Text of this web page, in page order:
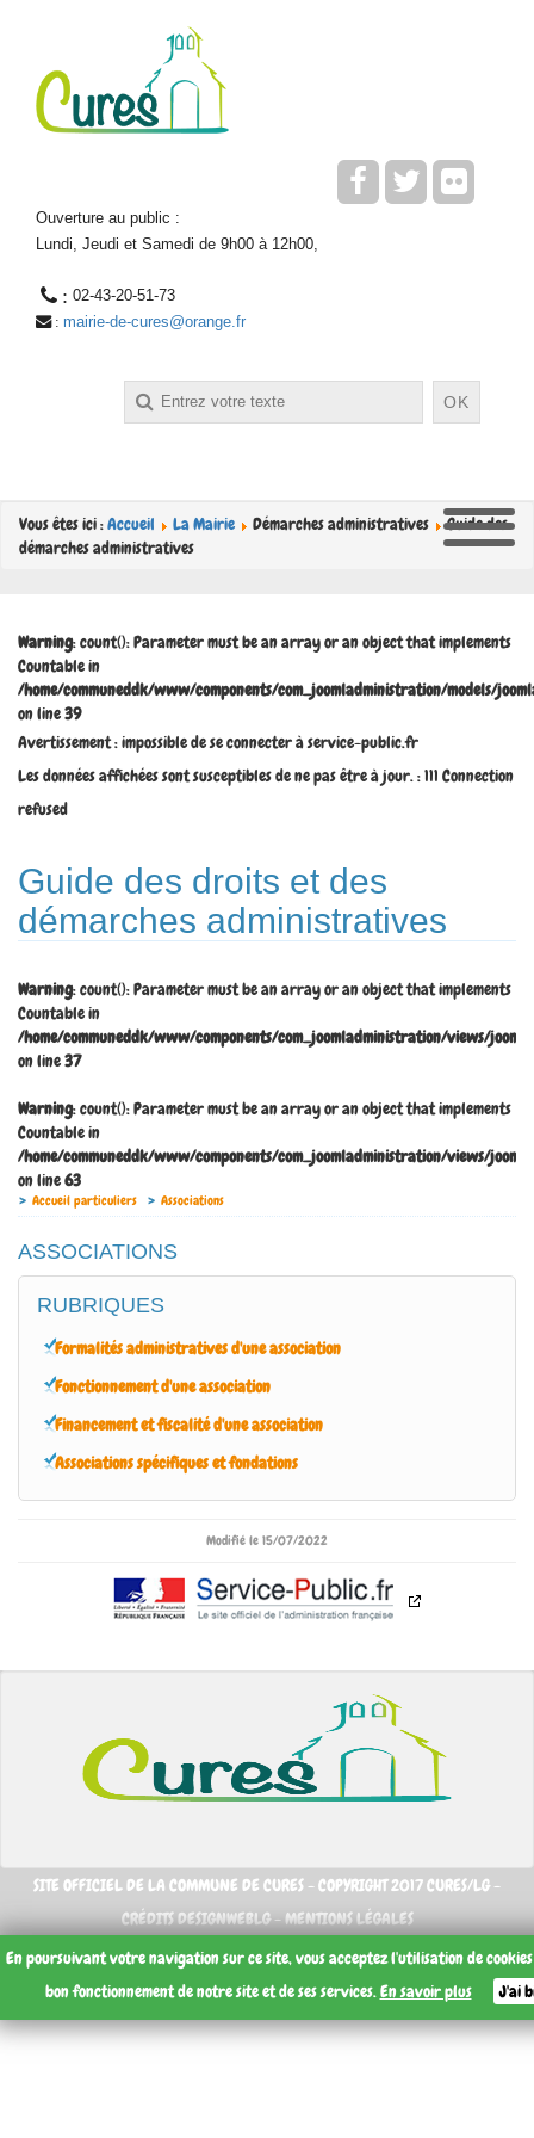
Ouverture au public :
Lundi, Jeudi et Samedi de 9h00 à 12h00,
: 02-43-20-51-73
: mairie-de-cures@orange.fr
OK
Vous êtes ici :Accueil La Mairie Démarches administratives
Guide des
démarches administratives
Warning: count(): Parameter must be an array or an object that implements
Countable in
/home/communeddk/www/components/com_joomladministration/models/
on line39
Avertissement : impossible de se connecter à service-public.fr
Les données affichées sont susceptibles de ne pas être à jour. : 111 Connection
refused
Guide des droits et des
démarches administratives
Warning: count(): Parameter must be an array or an object that implements
Countable in
/home/communeddk/www/components/com_joomladministration/views/
on line37
Warning: count(): Parameter must be an array or an object that implements
Countable in
/home/communeddk/www/components/com_joomladministration/views/
on line63
Accueil particuliers Associations
ASSOCIATIONS
RUBRIQUES
Formalités administratives d'une association
Fonctionnement d'une association
Financement et fiscalité d'une association
Associations spécifiques et fondations
Modifié le 15/07/2022
SITE OFFICIEL DE LA COMMUNE DE CURES - COPYRIGHT 2017 CURES/LG -
CRÉDITS DESIGNWEBLG -MENTIONS LÉGALES
En poursuivant votre navigation sur ce site, vous acceptez l'utilisation de
bon fonctionnement de notre site et de ses services.En savoir plus J'ai